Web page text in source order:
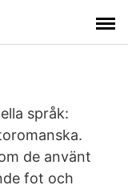
språk:
de använt
fot och